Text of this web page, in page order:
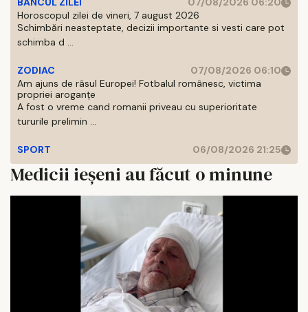
Horoscopul zilei de vineri, 7 august 2026
Schimbări neasteptate, decizii importante si vesti care pot
schimba d ...
ZODIAC
07/08/2026 06:10
Am ajuns de râsul Europei! Fotbalul românesc, victima
propriei aroganțe
A fost o vreme cand romanii priveau cu superioritate
tururile prelimin ...
SPORT 06/08/2026 21:25
Medicii ieșeni au făcut o minune